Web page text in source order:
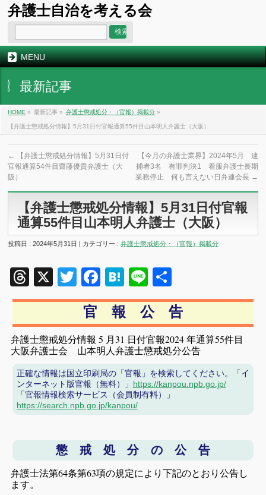
弁護士自治を考える会
MENU
最新記事
HOME » 最新記事 » 弁護士懲戒処分・（官報）掲載分 »
【弁護士懲戒処分情報】5月31日付官報通算55件目山本明人弁護士（大阪）
←
【弁護士懲戒処分情報】5月31日付
官報通算54件目齋藤優貴弁護士（大
阪）
【今月の弁護士業界】2024年5月 逮
捕者3名 有罪判決1 着服弁護士長期
業務停止 何も言えない日弁連会長 →
【弁護士懲戒処分情報】5月31日付官報
通算55件目山本明人弁護士（大阪）
投稿日 : 2024年5月31日 | カテゴリー :弁護士懲戒処分・（官報）掲載分
Threads
X TwitterFacebook
Hatena
Line
有
官 報 公 告
弁護士懲戒処分情報 5 月31 日付官報2024 年通算55件目
大阪弁護士会 山本明人弁護士懲戒処分公告
正確な情報は国立印刷局の「官報」を検索してください。「イ
ンターネット版官報（無料）」 https://kanpou.npb.go.jp/
「官報情報検索サービス（会員制有料）」
https://search.npb.go.jp/kanpou/
懲 戒 処 分 の 公 告
弁護士法第64条第63項の規定により下記のとおり公告し
ます。